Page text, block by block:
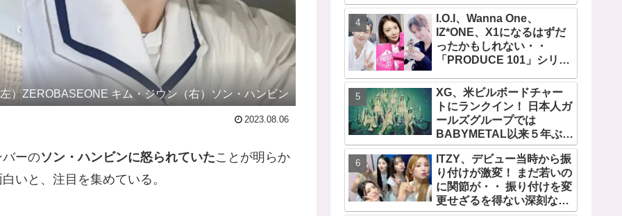
）ZEROBASEONE キム・ジウン（右）ソン・ハンビン
2023.08.06
ーのソン・ハンビンに怒られていたことが明らか
いと、注目を集めている。
しての経験を経て６年ぶり
に東京ドームに帰還した感
想は？
I.O.I、Wanna One、
IZ*ONE、X1になるはずだ
ったかもしれない・・
「PRODUCE 101」シリー
せられた練習生12人の氏名
が公表
XG、米ビルボードチャー
トにランクイン！ 日本人ガ
ールズグループでは
BABYMETAL以来５年ぶり
の快挙！ XGのグローバル
人気が止まらない…「コー
チェラ2025」にも日本人唯
一の出演
ITZY、デビュー当時から振
り付けが激変！ まだ若いの
に関節が・・ 振り付けを変
更せざるを得ない深刻な問